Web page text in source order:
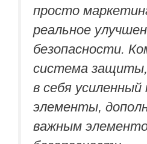
просто
реальное
безопасности.
система
в себя усиленный
элементы,
важным